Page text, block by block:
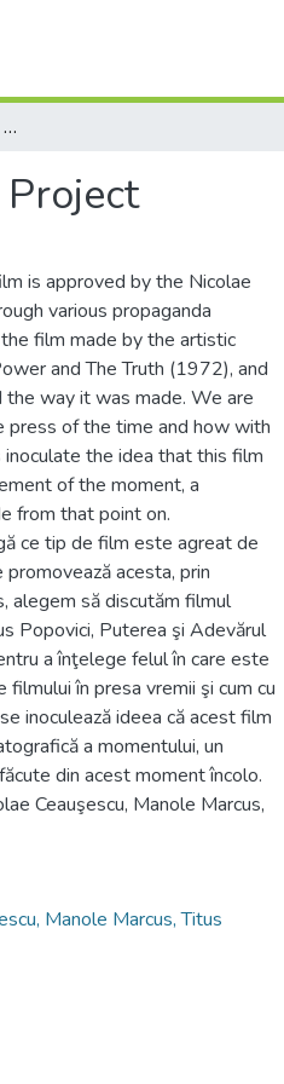
The Power and The Truth. A Film. A National Project
is approved by the Nicolae
various propaganda
film made by the artistic
and The Truth (1972), and
way it was made. We are
of the time and how with
the idea that this film
of the moment, a
from that point on.
ce tip de film este agreat de
acesta, prin
alegem să discutăm filmul
Popovici, Puterea şi Adevărul
a înţelege felul în care este
în presa vremii şi cum cu
inoculează ideea că acest film
a momentului, un
din acest moment încolo.
Ceauşescu, Manole Marcus,
Manole Marcus, Titus